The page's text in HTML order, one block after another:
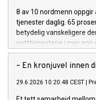
8 av 10 nordmenn
tjenester daglig. 65
betydelig vanskeligere
netttjenestene i mer enn
– En kronjuvel innen
29.6.2026 10:20:48 CEST